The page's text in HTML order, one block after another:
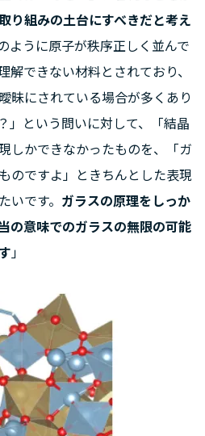
り組みの土台にすべきだと考え
ように原子が秩序正しく並んで
解できない材料とされており、
昧にされている場合が多くあり
」という問いに対して、「結晶
しかできなかったものを、「ガ
のですよ」ときちんとした表現
です。 ガラスの原理をしっか
の意味でのガラスの無限の可能
」